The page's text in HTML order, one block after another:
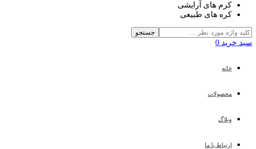
کرم های آرایشی
کره های طبیعی
جستجو
سبد خرید 0
خانه
محصولات
وبلاگ
ارتباط با ما